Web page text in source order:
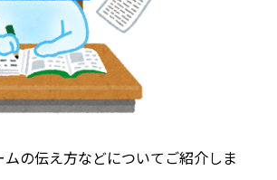
ムの伝え方などについてご紹介しま